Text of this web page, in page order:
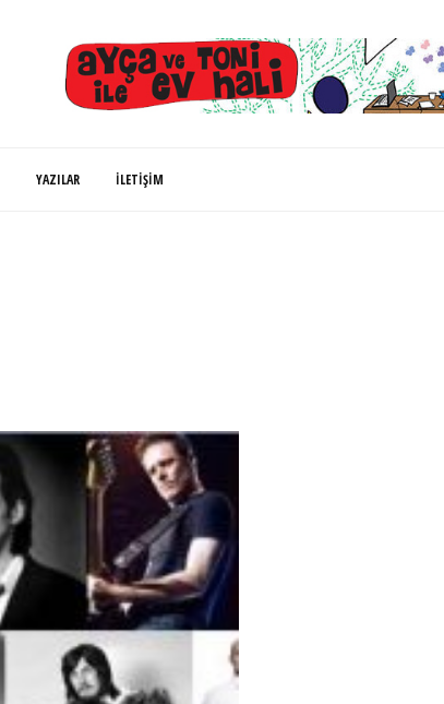
YAZILAR İLETIŞIM